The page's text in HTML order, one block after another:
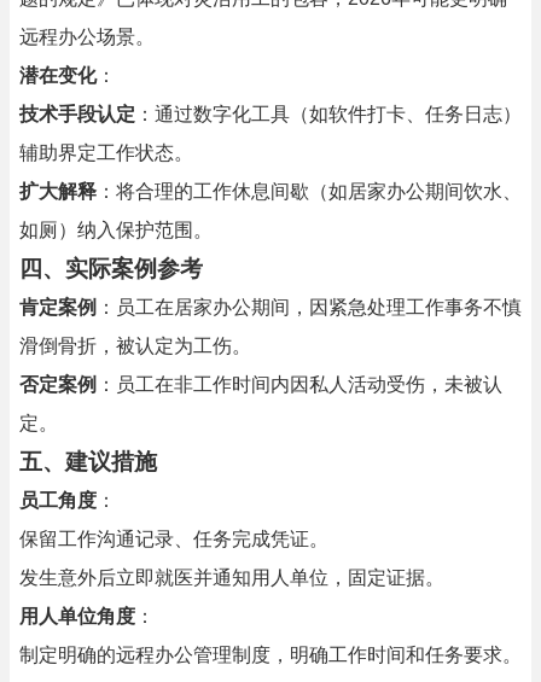
远程办公场景。
潜在变化：
技术手段认定 ：通过数字化工具（如软件打卡、任务日志）
辅助界定工作状态。
扩大解释 ：将合理的工作休息间歇（如居家办公期间饮水、
如厕）纳入保护范围。
四、 实际案例参考
肯定案例 ：员工在居家办公期间，因紧急处理工作事务不慎
滑倒骨折，被认定为工伤。
否定案例 ：员工在非工作时间内因私人活动受伤，未被认
定。
五、 建议措施
员工角度 ：
保留工作沟通记录、任务完成凭证。
发生意外后立即就医并通知用人单位，固定证据。
用人单位角度 ：
制定明确的远程办公管理制度，明确工作时间和任务要求。